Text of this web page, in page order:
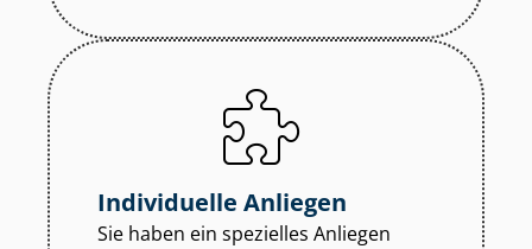
Individuelle Anliegen
Sie haben ein spezielles Anliegen